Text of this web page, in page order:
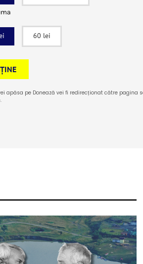
60 lei
apăsa pe Donează vei fi redirecționat către